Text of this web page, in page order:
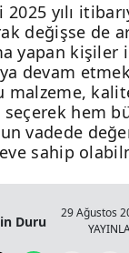
yılı
değişse de
yapan kişiler
devam
malzeme,
hem
vadede
sahip
Duru
29 Ağustos